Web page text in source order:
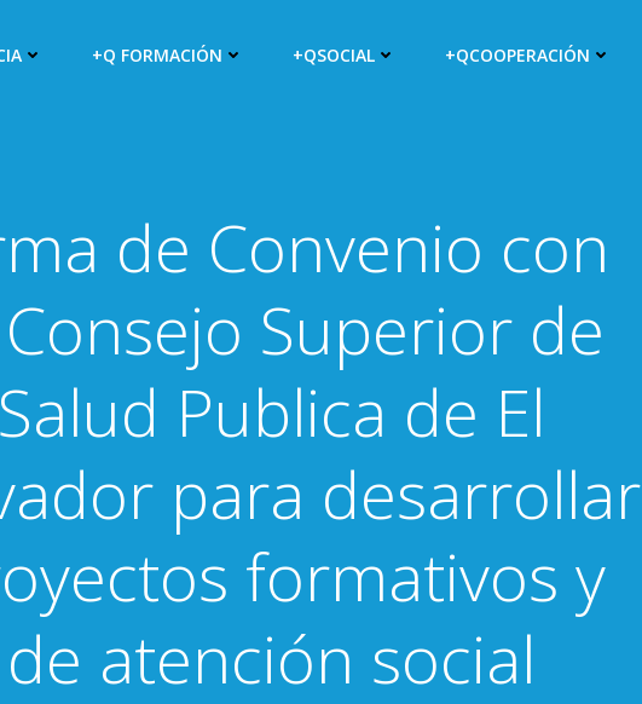
+Q FORMACIÓN +QSOCIAL +QCOOPERACIÓN
de Convenio con
Superior de
Publica de El
para desarrollar
formativos y
de atención social